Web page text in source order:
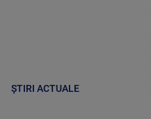
ȘTIRI ACTUALE